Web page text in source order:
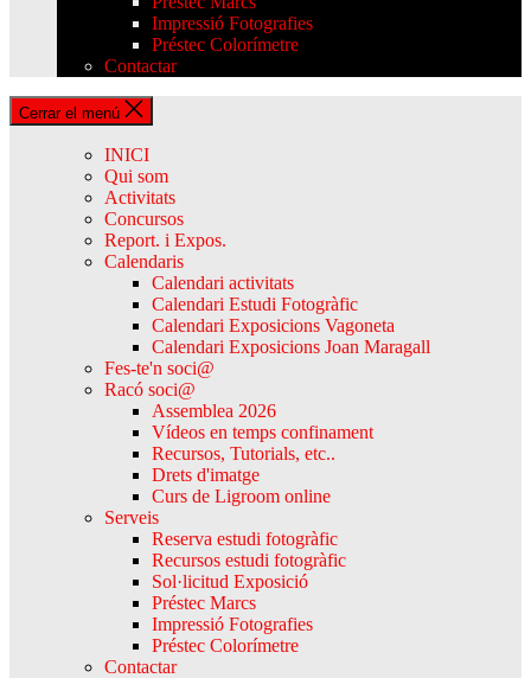
Impressió Fotografies
Préstec Colorímetre
Contactar
Cerrar el menú
INICI
Qui som
Activitats
Concursos
Report. i Expos.
Calendaris
Calendari activitats
Calendari Estudi Fotogràfic
Calendari Exposicions Vagoneta
Calendari Exposicions Joan Maragall
Fes-te'n soci@
Racó soci@
Assemblea 2026
Vídeos en temps confinament
Recursos, Tutorials, etc..
Drets d'imatge
Curs de Ligroom online
Serveis
Reserva estudi fotogràfic
Recursos estudi fotogràfic
Sol·licitud Exposició
Préstec Marcs
Impressió Fotografies
Préstec Colorímetre
Contactar